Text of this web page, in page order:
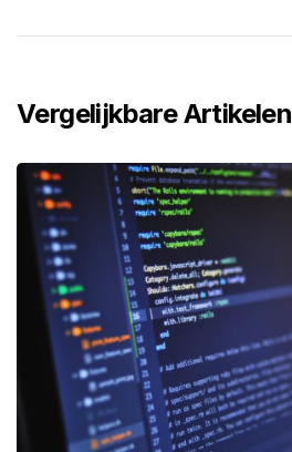
Vergelijkbare Artikelen